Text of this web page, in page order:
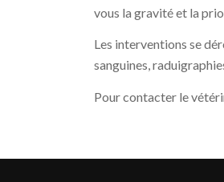
vous la gravité et la
Les interventions se
sanguines,
Pour contacter le